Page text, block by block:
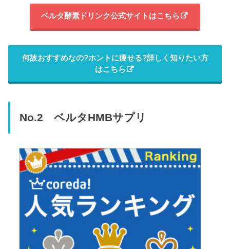
ベルタ酵素ドリンク公式サイトはこちら
何故おすすめなの?ホントに痩せる?詳しく知りたい方
はこちら
No.2 ベルタHMBサプリ